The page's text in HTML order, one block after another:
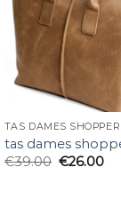
TAS DAMES SHOPPER
tas dames
€39.00 €26.00